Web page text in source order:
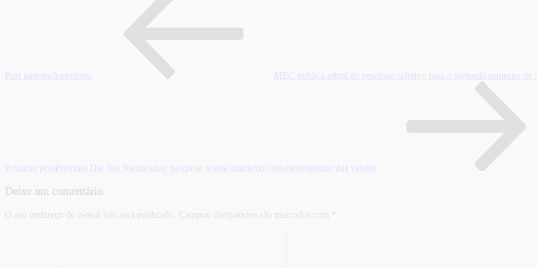
Post anterior Anteriores MEC publica edital do processo seletivo para o segundo semestre de
Próximo post Próximo Dia dos Namorados: pesquisa revela otimismo com desempenho das vendas
Deixe um comentário
O seu endereço de e-mail não será publicado. Campos obrigatórios são marcados com